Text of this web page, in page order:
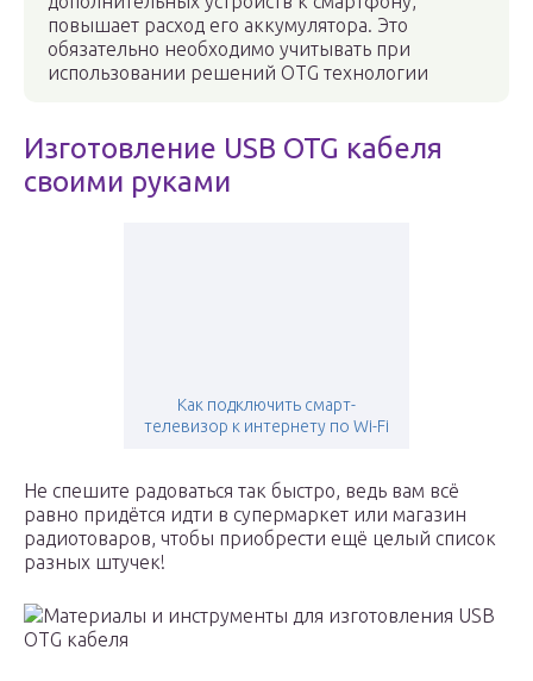
повышает расход его аккумулятора. Это
обязательно необходимо учитывать при
использовании решений OTG технологии
Изготовление USB OTG кабеля
своими руками
Как подключить смарт-
телевизор к интернету по Wi-Fi
Не спешите радоваться так быстро, ведь вам всё
равно придётся идти в супермаркет или магазин
радиотоваров, чтобы приобрести ещё целый список
разных штучек!
Материалы и инструменты для изготовления USB
OTG кабеля